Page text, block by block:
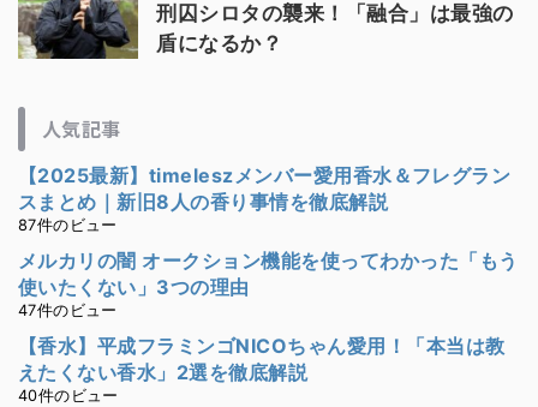
刑囚シロタの襲来！「融合」は最強の
盾になるか？
人気記事
【2025最新】timeleszメンバー愛用香水＆フレグラン
スまとめ｜新旧8人の香り事情を徹底解説
87件のビュー
メルカリの闇 オークション機能を使ってわかった「もう
使いたくない」3つの理由
47件のビュー
【香水】平成フラミンゴNICOちゃん愛用！「本当は教
えたくない香水」2選を徹底解説
40件のビュー